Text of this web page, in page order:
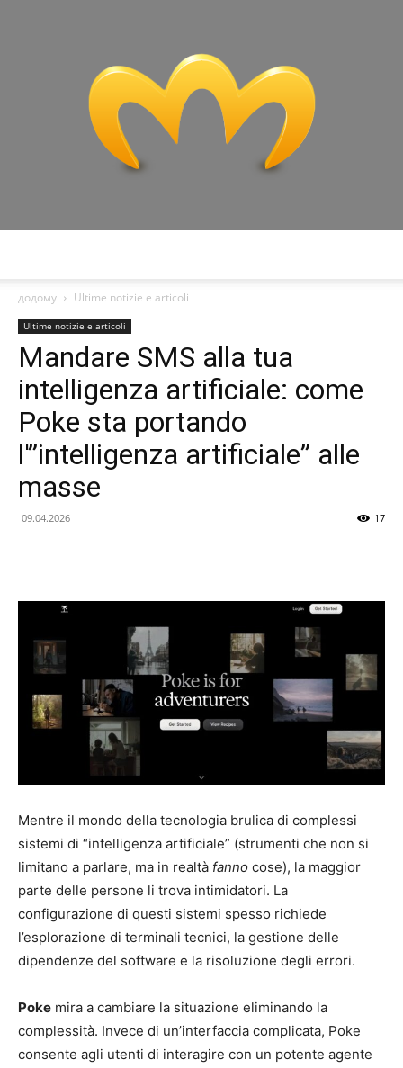
додому
Ultime notizie e articoli
Ultime notizie e articoli
Mandare SMS alla tua
intelligenza artificiale: come
Poke sta portando
l'”intelligenza artificiale” alle
masse
09.04.2026 17
Mentre il mondo della tecnologia brulica di complessi
sistemi di “intelligenza artificiale” (strumenti che non si
limitano a parlare, ma in realtà fanno cose), la maggior
parte delle persone li trova intimidatori. La
configurazione di questi sistemi spesso richiede
l’esplorazione di terminali tecnici, la gestione delle
dipendenze del software e la risoluzione degli errori.
Poke mira a cambiare la situazione eliminando la
complessità. Invece di un’interfaccia complicata, Poke
consente agli utenti di interagire con un potente agente